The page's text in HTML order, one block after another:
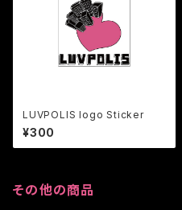
LUVPOLIS logo Sticker
¥300
その他の商品